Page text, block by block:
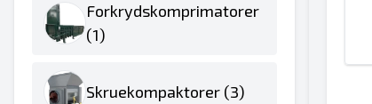
Forkrydskomprimatorer
(1)
Skruekompaktorer (3)